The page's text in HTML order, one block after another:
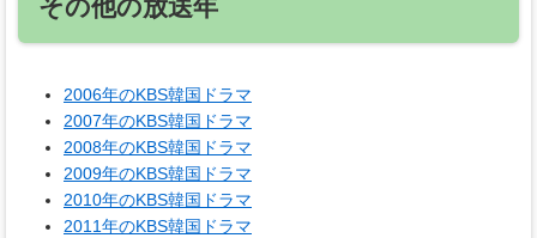
その他の放送年
2006年のKBS韓国ドラマ
2007年のKBS韓国ドラマ
2008年のKBS韓国ドラマ
2009年のKBS韓国ドラマ
2010年のKBS韓国ドラマ
2011年のKBS韓国ドラマ